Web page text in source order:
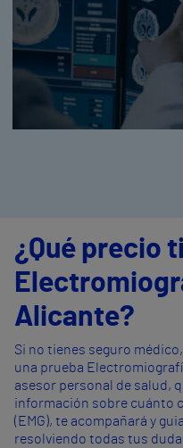
¿Qué precio
Alicante?
Si no tienes seguro
una prueba
asesor personal de salud,
información sobre cuánto
(EMG), te acompañará y
resolviendo todas tus